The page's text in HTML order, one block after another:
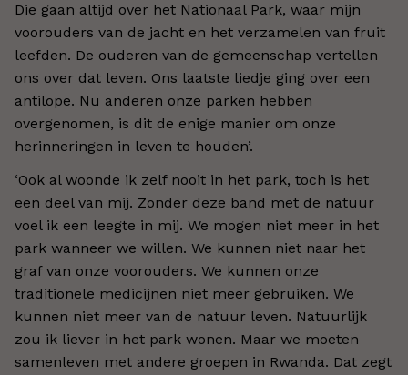
Die gaan altijd over het Nationaal Park, waar mijn
voorouders van de jacht en het verzamelen van fruit
leefden. De ouderen van de gemeenschap vertellen
ons over dat leven. Ons laatste liedje ging over een
antilope. Nu anderen onze parken hebben
overgenomen, is dit de enige manier om onze
herinneringen in leven te houden’.
‘Ook al woonde ik zelf nooit in het park, toch is het
een deel van mij. Zonder deze band met de natuur
voel ik een leegte in mij. We mogen niet meer in het
park wanneer we willen. We kunnen niet naar het
graf van onze voorouders. We kunnen onze
traditionele medicijnen niet meer gebruiken. We
kunnen niet meer van de natuur leven. Natuurlijk
zou ik liever in het park wonen. Maar we moeten
samenleven met andere groepen in Rwanda. Dat zegt